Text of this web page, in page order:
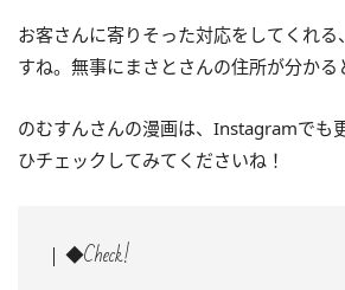
お客さんに寄りそった対応をしてくれ
すね。無事にまさとさんの住所が分かる
のむすんさんの漫画は、Instagramでも
ひチェックしてみてくださいね！
◆Check!